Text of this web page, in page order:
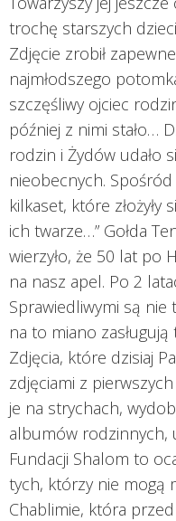
trochę starszych
Zdjęcie zrobił
najmłodszego
szczęśliwy ojciec
później z nimi stało…
rodzin i Żydów udało
nieobecnych.
kilkaset, które złożyły
ich twarze…” Gołda
wierzyło, że 50 lat po
na nasz apel. Po 2
Sprawiedliwymi są nie
na to miano
Zdjęcia, które dzisiaj
zdjęciami z
je na strychach,
albumów rodzinnych,
Fundacji Shalom to
tych, którzy nie mogą
Chablimie, która